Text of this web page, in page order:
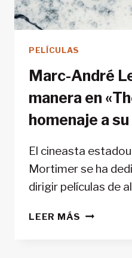
PELÍCULAS
Marc-André
manera en
homenaje a
El cineasta
Mortimer se ha
dirigir películas de
LEER MÁS MARC-